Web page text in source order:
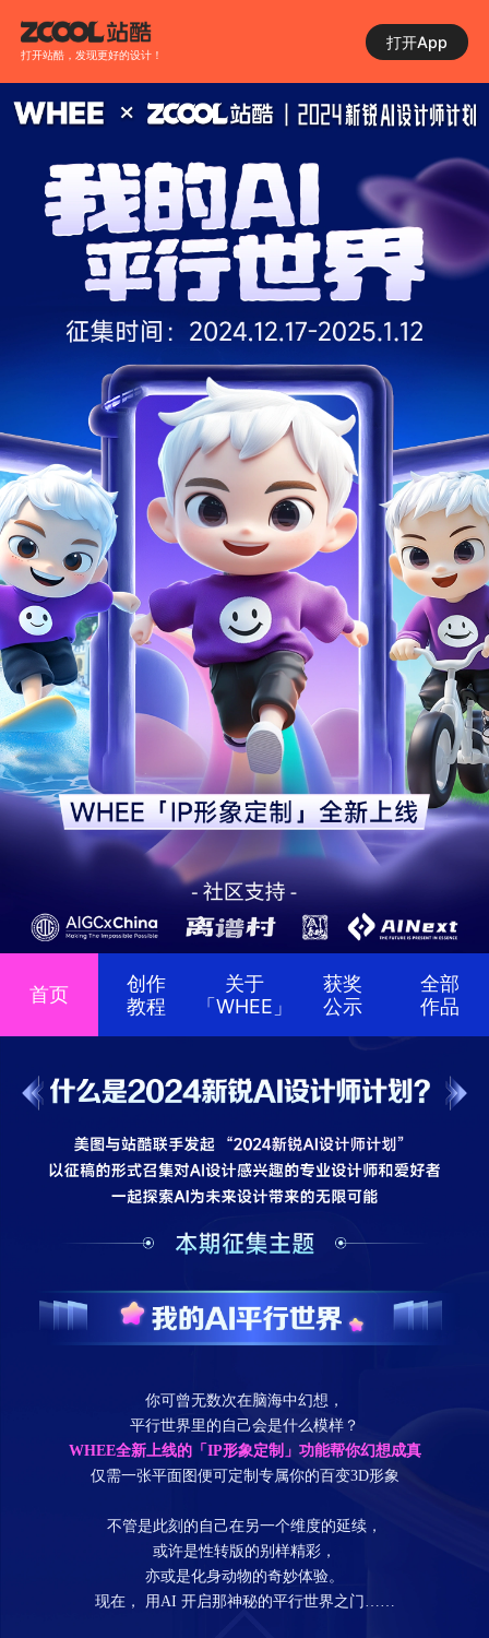
打开站酷，发现更好的设计！
打开App
首页
创作
教程
关于
「WHEE」
获奖
公示
全部
作品
你可曾无数次在脑海中幻想，
平行世界里的自己会是什么模样？
WHEE全新上线的「IP形象定制」功能帮你幻想成真
仅需一张平面图便可定制专属你的百变3D形象
不管是此刻的自己在另一个维度的延续，
或许是性转版的别样精彩，
亦或是化身动物的奇妙体验。
现在， 用AI 开启那神秘的平行世界之门……